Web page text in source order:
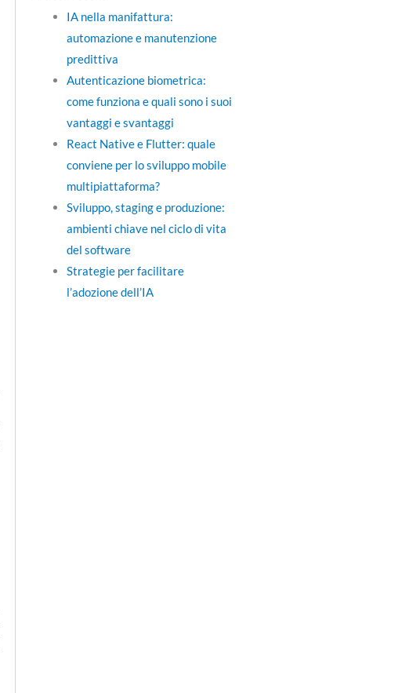
IA nella manifattura:
automazione e manutenzione
predittiva
Autenticazione biometrica:
come funziona e quali sono i suoi
vantaggi e svantaggi
React Native e Flutter: quale
conviene per lo sviluppo mobile
multipiattaforma?
Sviluppo, staging e produzione:
ambienti chiave nel ciclo di vita
del software
Strategie per facilitare
l’adozione dell’IA